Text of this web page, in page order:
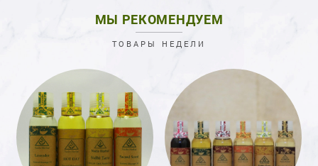
МЫ РЕКОМЕНДУЕМ
ТОВАРЫ НЕДЕЛИ